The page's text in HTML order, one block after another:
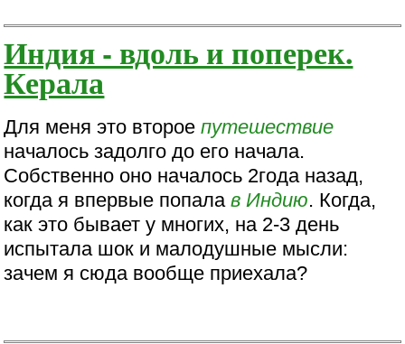
Индия - вдоль и поперек.
Керала
Для меня это второепутешествие
началось задолго до его начала.
Собственно оно началось 2года назад,
когда я впервые попалав Индию. Когда,
как это бывает у многих, на 2-3 день
испытала шок и малодушные мысли:
зачем я сюда вообще приехала?